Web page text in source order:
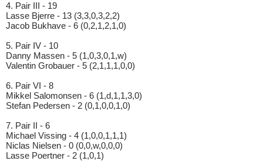
4. Pair III - 19
Lasse Bjerre - 13 (3,3,0,3,2,2)
Jacob Bukhave - 6 (0,2,1,2,1,0)
5. Pair IV - 10
Danny Massen - 5 (1,0,3,0,1,w)
Valentin Grobauer - 5 (2,1,1,1,0,0)
6. Pair VI - 8
Mikkel Salomonsen - 6 (1,d,1,1,3,0)
Stefan Pedersen - 2 (0,1,0,0,1,0)
7. Pair II - 6
Michael Vissing - 4 (1,0,0,1,1,1)
Niclas Nielsen - 0 (0,0,w,0,0,0)
Lasse Poertner - 2 (1,0,1)